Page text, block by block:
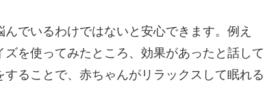
でいるわけではないと安心できます。例え
を使ってみたところ、効果があったと話して
ることで、赤ちゃんがリラックスして眠れる